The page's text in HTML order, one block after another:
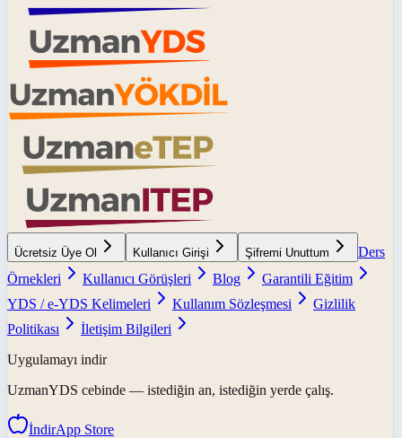
Ücretsiz Üye Ol Kullanıcı Girişi Şifremi Unuttum
Ders
Örnekleri
Kullanıcı Görüşleri Blog
Garantili Eğitim
YDS / e-YDS Kelimeleri
Kullanım Sözleşmesi
Gizlilik
Politikası
İletişim Bilgileri
Uygulamayı indir
UzmanYDS cebinde — istediğin an, istediğin yerde çalış.
İndirApp Store